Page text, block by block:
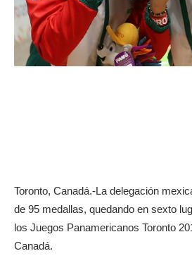
Toronto, Canadá.-La delegación
de 95 medallas, quedando en sexto
los Juegos Panamericanos Toronto
Canadá.